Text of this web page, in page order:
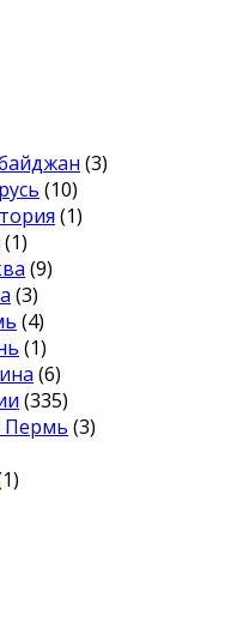
(3)
(10)
(1)
(1)
(9)
(3)
(4)
(1)
(6)
(335)
Пермь (3)